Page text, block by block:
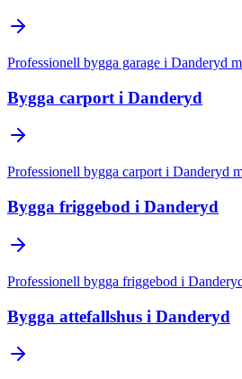
Professionell bygga garage i Danderyd
Bygga carport i Danderyd
Professionell bygga carport i Danderyd
Bygga friggebod i Danderyd
Professionell bygga friggebod i
Bygga attefallshus i Danderyd